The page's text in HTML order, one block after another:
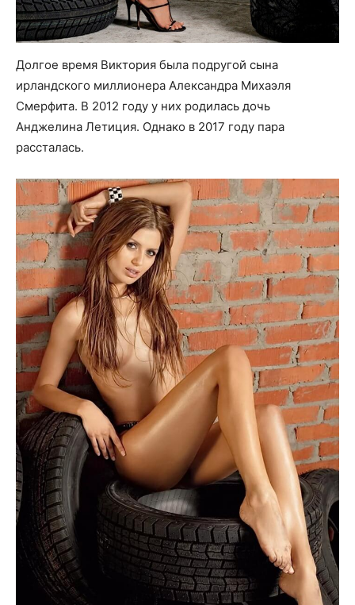
Долгое время Виктория была подругой сына
ирландского миллионера Александра Михаэля
Смерфита. В 2012 году у них родилась дочь
Анджелина Летиция. Однако в 2017 году пара
рассталась.